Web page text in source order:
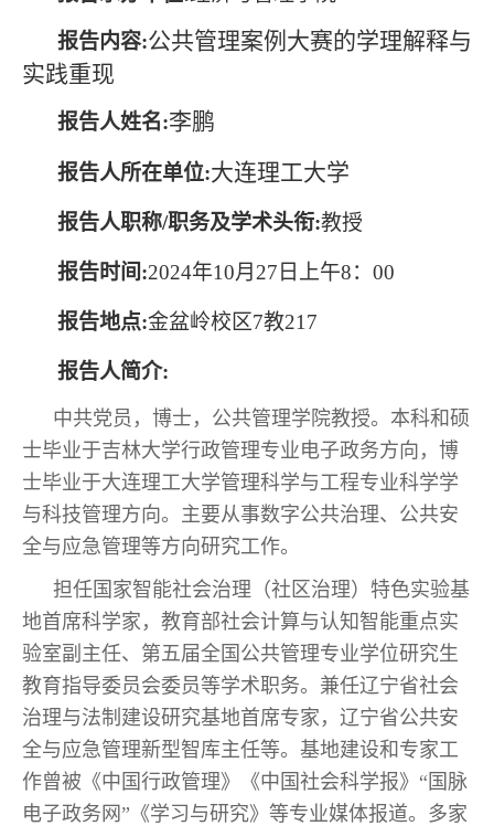
报告内容:公共管理案例大赛的学理解释与
实践重现
报告人姓名:李鹏
报告人所在单位:大连理工大学
报告人职称/职务及学术头衔:教授
报告时间 :2024年10月27 日 上午8： 00
报告地点:金盆岭校区7教217
报告人简介:
中共党员，博士，公共管理学院教授。本科和硕
士毕业于吉林大学行政管理专业电子政务方向，博
士毕业于大连理工大学管理科学与工程专业科学学
与科技管理方向。主要从事数字公共治理、公共安
全与应急管理等方向研究工作。
担任国家智能社会治理（社区治理）特色实验基
地首席科学家，教育部社会计算与认知智能重点实
验室副主任、第五届全国公共管理专业学位研究生
教育指导委员会委员等学术职务。兼任辽宁省社会
治理与法制建设研究基地首席专家，辽宁省公共安
全与应急管理新型智库主任等。基地建设和专家工
作曾被《中国行政管理》《中国社会科学报》 “国脉
电子政务网”《学习与研究》等专业媒体报道。多家